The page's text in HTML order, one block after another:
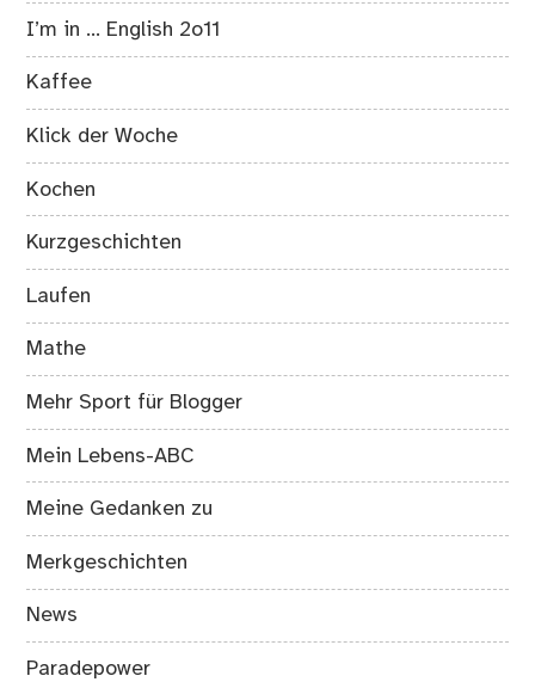
I’m in … English 2o11
Kaffee
Klick der Woche
Kochen
Kurzgeschichten
Laufen
Mathe
Mehr Sport für Blogger
Mein Lebens-ABC
Meine Gedanken zu
Merkgeschichten
News
Paradepower